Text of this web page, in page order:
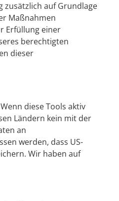
zusätzlich auf Grundlage
Maßnahmen
Erfüllung einer
berechtigten
dieser
diese Tools aktiv
Ländern kein mit der
an
werden, dass US-
Wir haben auf